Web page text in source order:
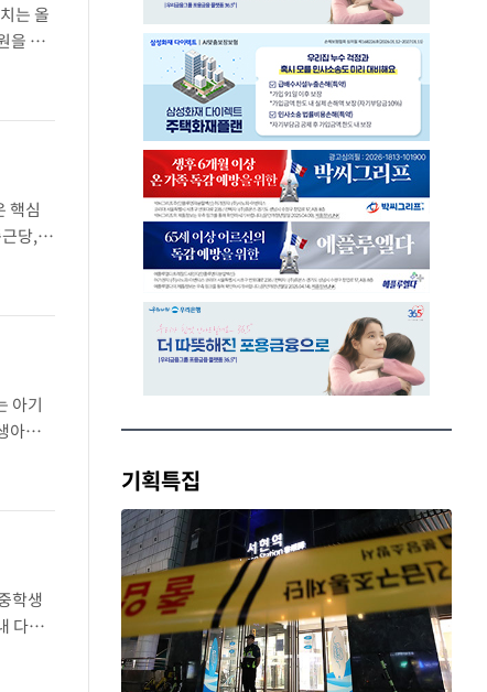
는 올
을 기
대
핵심
당,
술
아기
아는
토가
학생
다양
난달
기획특집